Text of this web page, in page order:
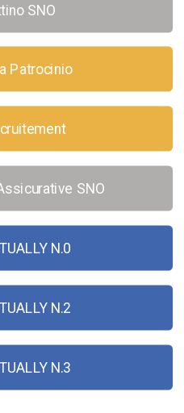
SNO
Patrocinio
SNO
N.0
N.2
N.3